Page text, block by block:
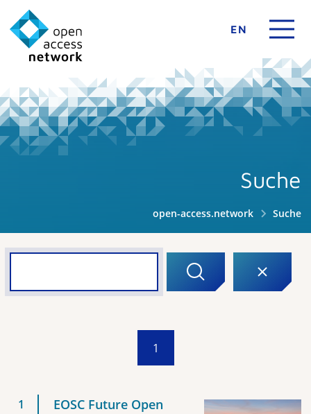
EN
Suche
open-access.network Suche
1
EOSC Future Open